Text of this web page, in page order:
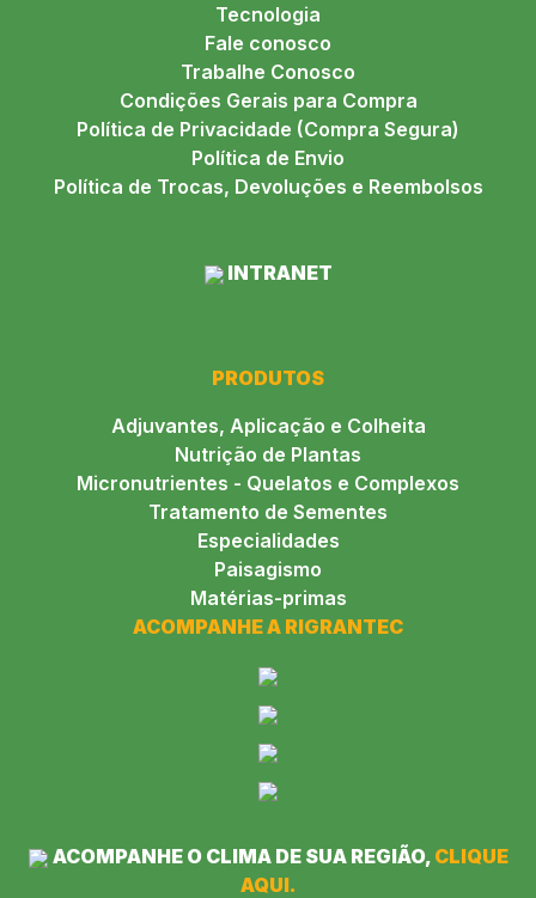
Tecnologia
Fale conosco
Trabalhe Conosco
Condições Gerais para Compra
Política de Privacidade (Compra Segura)
Política de Envio
Política de Trocas, Devoluções e Reembolsos
INTRANET
PRODUTOS
Adjuvantes, Aplicação e Colheita
Nutrição de Plantas
Micronutrientes - Quelatos e Complexos
Tratamento de Sementes
Especialidades
Paisagismo
Matérias-primas
ACOMPANHE A RIGRANTEC
ACOMPANHE O CLIMA DE SUA REGIÃO, CLIQUE
AQUI.